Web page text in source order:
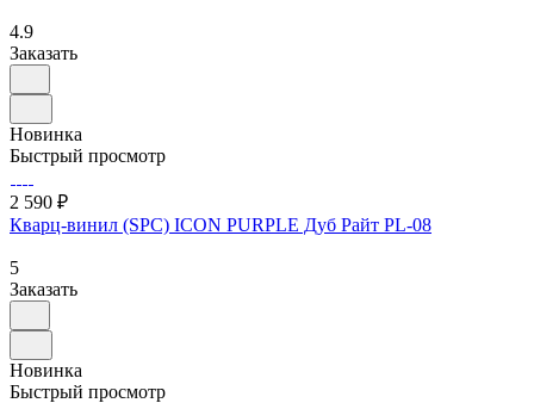
4.9
Заказать
Новинка
Быстрый просмотр
2 590 ₽
Кварц-винил (SPC) ICON PURPLE Дуб Райт PL-08
5
Заказать
Новинка
Быстрый просмотр